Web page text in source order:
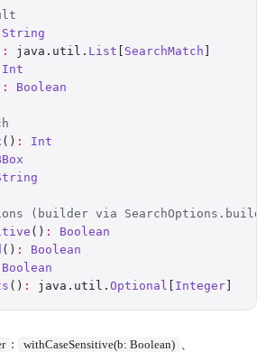
String
: java.util. List SearchMatch
Int
: Boolean
() :
Int
(builder via
() :
Boolean
() :
Boolean
Boolean
() : java.util. Optional Integer
: withCaseSensitive(b: Boolean)